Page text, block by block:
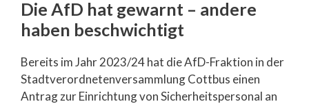
Die AfD hat gewarnt – andere
haben beschwichtigt
Bereits im Jahr 2023/24 hat die AfD-Fraktion in der
Stadtverordnetenversammlung Cottbus einen
Antrag zur Einrichtung von Sicherheitspersonal an